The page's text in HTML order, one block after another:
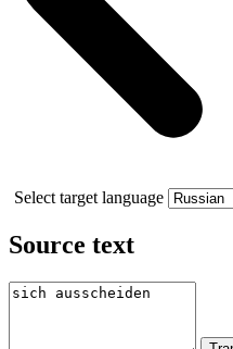
Select target language
Source text